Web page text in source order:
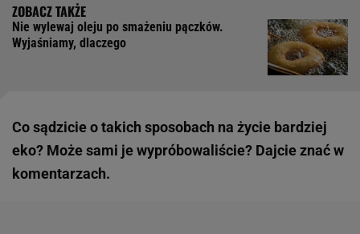
Nie wylewaj oleju po smażeniu pączków.
Wyjaśniamy, dlaczego
Co sądzicie o takich sposobach na życie bardziej
eko? Może sami je wypróbowaliście? Dajcie znać w
komentarzach.